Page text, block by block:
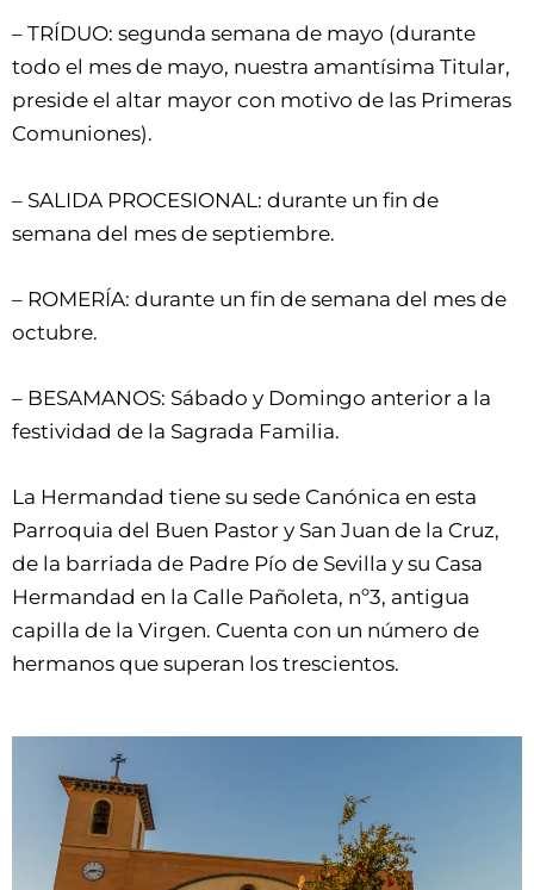
– TRÍDUO: segunda semana de mayo (durante
todo el mes de mayo, nuestra amantísima Titular,
preside el altar mayor con motivo de las Primeras
Comuniones).
– SALIDA PROCESIONAL: durante un fin de
semana del mes de septiembre.
– ROMERÍA: durante un fin de semana del mes de
octubre.
– BESAMANOS: Sábado y Domingo anterior a la
festividad de la Sagrada Familia.
La Hermandad tiene su sede Canónica en esta
Parroquia del Buen Pastor y San Juan de la Cruz,
de la barriada de Padre Pío de Sevilla y su Casa
Hermandad en la Calle Pañoleta, nº3, antigua
capilla de la Virgen. Cuenta con un número de
hermanos que superan los trescientos.